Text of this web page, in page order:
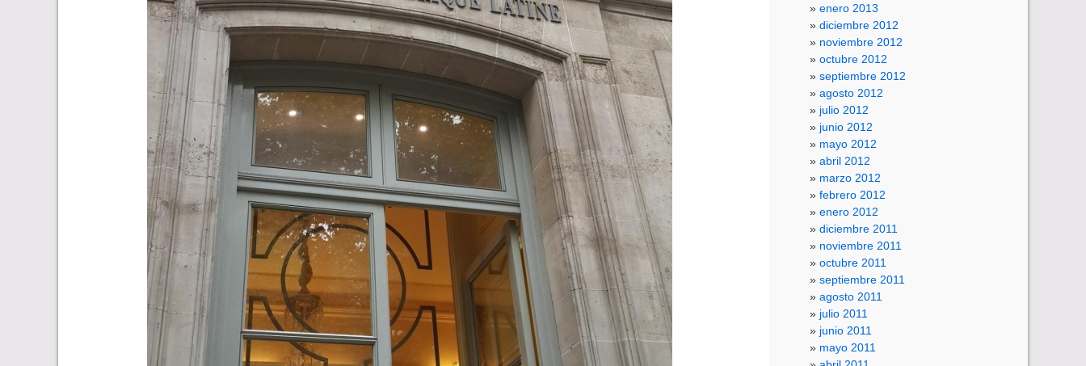
enero 2013
diciembre 2012
noviembre 2012
octubre 2012
septiembre 2012
agosto 2012
julio 2012
junio 2012
mayo 2012
abril 2012
marzo 2012
febrero 2012
enero 2012
diciembre 2011
noviembre 2011
octubre 2011
septiembre 2011
agosto 2011
julio 2011
junio 2011
mayo 2011